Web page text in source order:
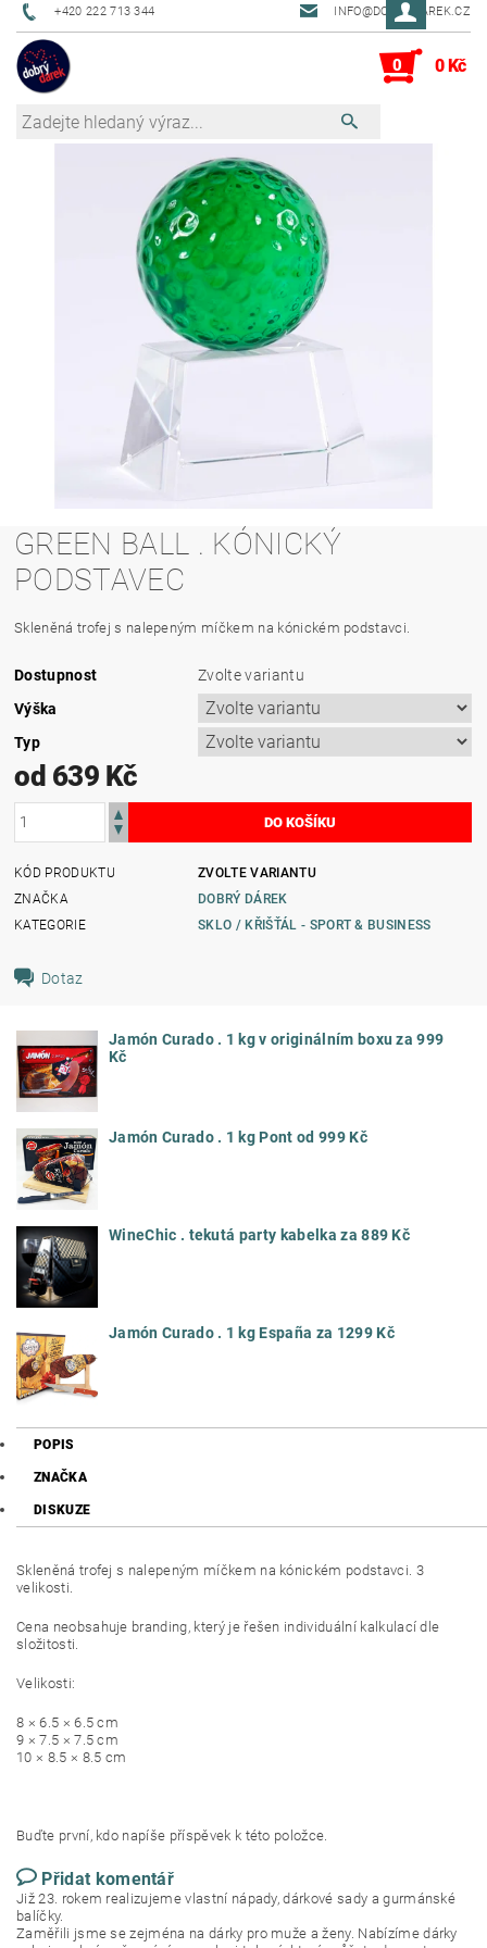
+420 222 713 344 INFO@DOBRYDAREK.CZ
0 0 Kč
GREEN BALL . KÓNICKÝ
PODSTAVEC
Skleněná trofej s nalepeným míčkem na kónickém podstavci.
Dostupnost
Zvolte variantu
Výška
Typ
od 639 Kč
KÓD PRODUKTU
ZVOLTE VARIANTU
ZNAČKA
DOBRÝ DÁREK
KATEGORIE
SKLO / KŘIŠŤÁL - SPORT & BUSINESS
Dotaz
Jamón Curado . 1 kg v originálním boxu za 999
Kč
Jamón Curado . 1 kg Pont od 999 Kč
WineChic . tekutá party kabelka za 889 Kč
Jamón Curado . 1 kg España za 1299 Kč
POPIS
ZNAČKA
DISKUZE
Skleněná trofej s nalepeným míčkem na kónickém podstavci. 3
velikosti.
Cena neobsahuje branding, který je řešen individuální kalkulací dle
složitosti.
Velikosti:
8 × 6.5 × 6.5 cm
9 × 7.5 × 7.5 cm
10 × 8.5 × 8.5 cm
Buďte první, kdo napíše příspěvek k této položce.
Přidat komentář
Již 23. rokem realizujeme vlastní nápady, dárkové sady a gurmánské
balíčky.
Zaměřili jsme se zejména na dárky pro muže a ženy. Nabízíme dárky